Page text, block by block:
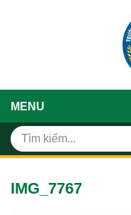
MENU
IMG_7767